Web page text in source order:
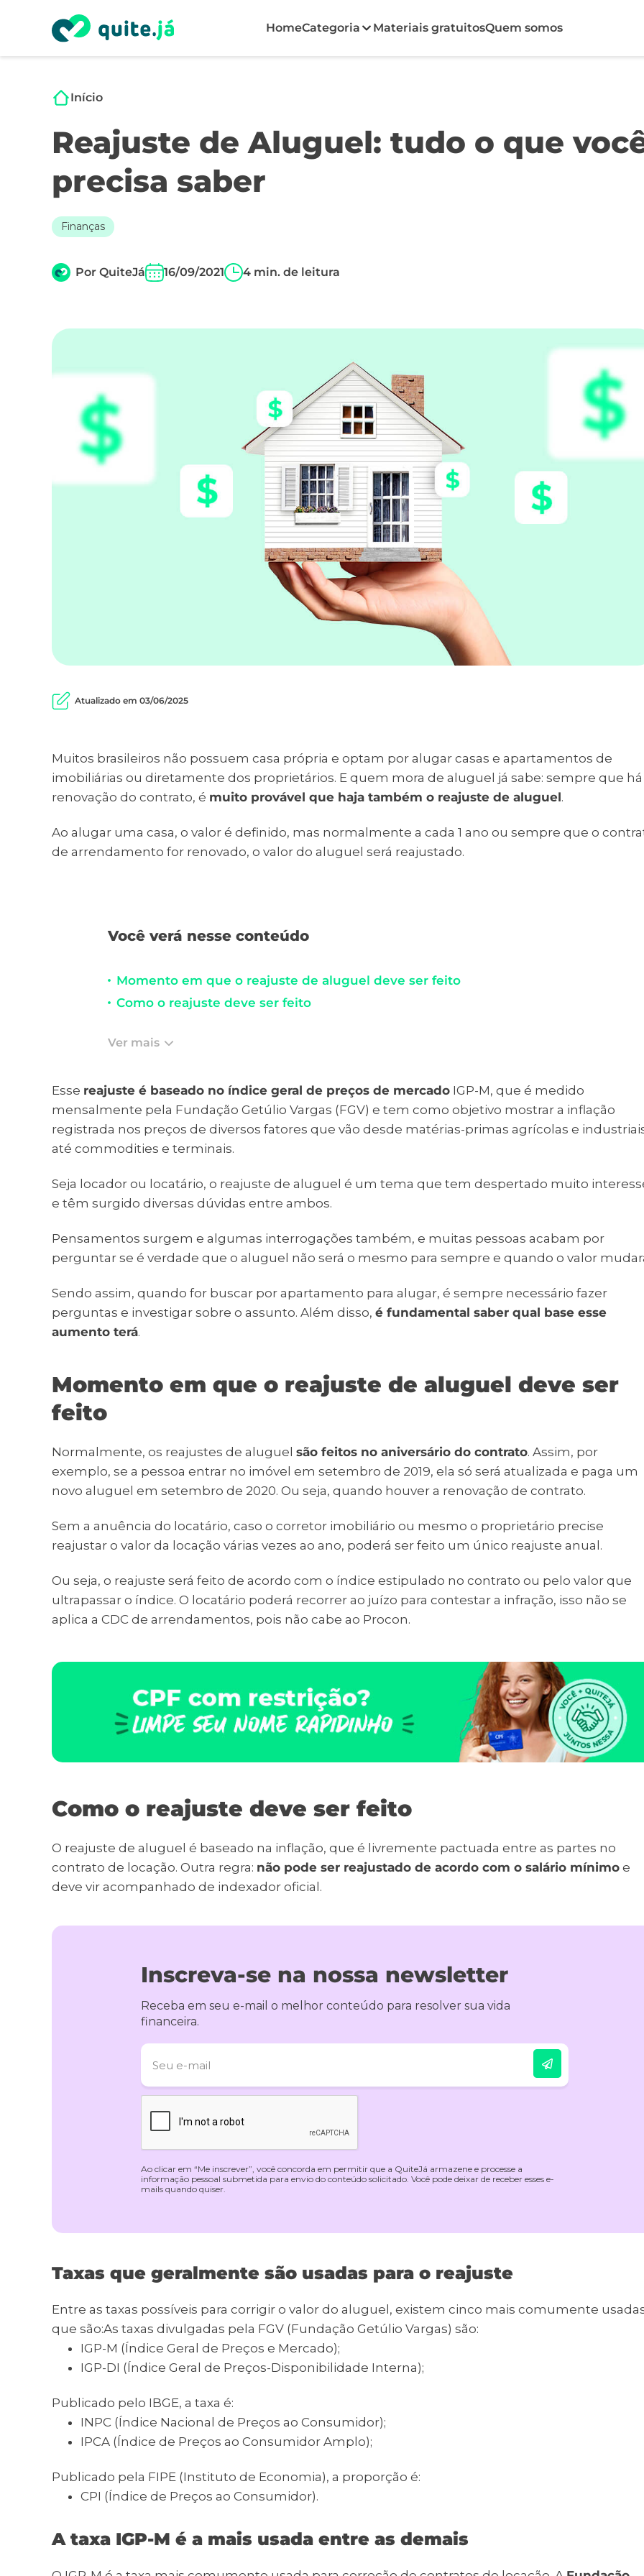
HomeCategoria Materiais gratuitosQuem somos
Início
Reajuste de Aluguel: tudo o que
precisa saber
Finanças
Por QuiteJá 16/09/2021 4 min. de leitura
Atualizado em 03/06/2025
Muitos brasileiros não possuem casa própria e optam por alugar casas e apartamentos de
imobiliárias ou diretamente dos proprietários. E quem mora de aluguel já sabe: sempre que há
renovação do contrato, é muito provável que haja também o reajuste de aluguel.
Ao alugar uma casa, o valor é definido, mas normalmente a cada 1 ano ou sempre que o
de arrendamento for renovado, o valor do aluguel será reajustado.
Você verá nesse conteúdo
Momento em que o reajuste de aluguel deve ser feito
Como o reajuste deve ser feito
Ver mais
Esse reajuste é baseado no índice geral de preços de mercado IGP-M, que é medido
mensalmente pela Fundação Getúlio Vargas (FGV) e tem como objetivo mostrar a inflação
registrada nos preços de diversos fatores que vão desde matérias-primas agrícolas e
até commodities e terminais.
Seja locador ou locatário, o reajuste de aluguel é um tema que tem despertado muito
e têm surgido diversas dúvidas entre ambos.
Pensamentos surgem e algumas interrogações também, e muitas pessoas acabam por
perguntar se é verdade que o aluguel não será o mesmo para sempre e quando o valor
Sendo assim, quando for buscar por apartamento para alugar, é sempre necessário fazer
perguntas e investigar sobre o assunto. Além disso, é fundamental saber qual base esse
aumento terá.
Momento em que o reajuste de aluguel deve ser
feito
Normalmente, os reajustes de aluguel são feitos no aniversário do contrato. Assim, por
exemplo, se a pessoa entrar no imóvel em setembro de 2019, ela só será atualizada e paga um
novo aluguel em setembro de 2020. Ou seja, quando houver a renovação de contrato.
Sem a anuência do locatário, caso o corretor imobiliário ou mesmo o proprietário precise
reajustar o valor da locação várias vezes ao ano, poderá ser feito um único reajuste anual.
Ou seja, o reajuste será feito de acordo com o índice estipulado no contrato ou pelo valor que
ultrapassar o índice. O locatário poderá recorrer ao juízo para contestar a infração, isso não se
aplica a CDC de arrendamentos, pois não cabe ao Procon.
Como o reajuste deve ser feito
O reajuste de aluguel é baseado na inflação, que é livremente pactuada entre as partes no
contrato de locação. Outra regra: não pode ser reajustado de acordo com o salário mínimo e
deve vir acompanhado de indexador oficial.
Inscreva-se na nossa newsletter
Receba em seu e-mail o melhor conteúdo para resolver sua vida
financeira.
Ao clicar em “Me inscrever”, você concorda em permitir que a QuiteJá armazene e processe a
informação pessoal submetida para envio do conteúdo solicitado. Você pode deixar de receber esses e-
mails quando quiser.
Taxas que geralmente são usadas para o reajuste
Entre as taxas possíveis para corrigir o valor do aluguel, existem cinco mais comumente
que são:As taxas divulgadas pela FGV (Fundação Getúlio Vargas) são:
IGP-M (Índice Geral de Preços e Mercado);
IGP-DI (Índice Geral de Preços-Disponibilidade Interna);
Publicado pelo IBGE, a taxa é:
INPC (Índice Nacional de Preços ao Consumidor);
IPCA (Índice de Preços ao Consumidor Amplo);
Publicado pela FIPE (Instituto de Economia), a proporção é:
CPI (Índice de Preços ao Consumidor).
A taxa IGP-M é a mais usada entre as demais